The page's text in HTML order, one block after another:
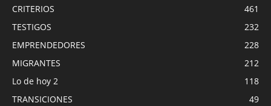
CRITERIOS
461
TESTIGOS
232
EMPRENDEDORES
228
MIGRANTES
212
Lo de hoy 2
118
TRANSICIONES
49